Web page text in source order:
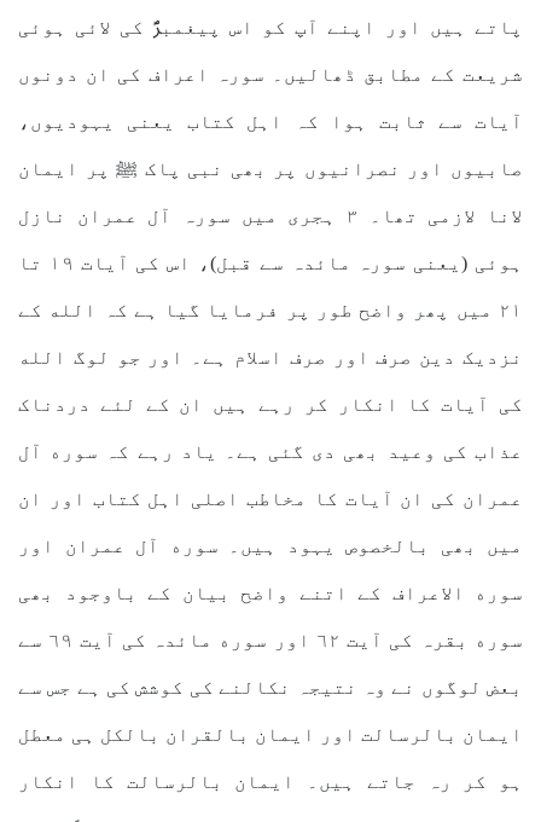
پاتے ہیں اور اپنے آپ کو اس پیغمبرؐ کی لائی ہوئی
شریعت کے مطابق ڈھالیں۔ سورہ اعراف کی ان دونوں
آیات سے ثابت ہوا کہ اہل کتاب یعنی یہودیوں،
صابیوں اور نصرانیوں پر بھی نبی پاک ﷺ پر ایمان
لانا لازمی تھا۔ ٣ ہجری میں سورہ آل عمران نازل
ہوئی (یعنی سورہ مائدہ سے قبل)، اس کی آیات ١٩ تا
٢١ میں پھر واضح طور پر فرمایا گیا ہے کہ الله کے
نزدیک دین صرف اور صرف اسلام ہے۔ اور جو لوگ الله
کی آیات کا انکار کر رہے ہیں ان کے لئے دردناک
عذاب کی وعید بھی دی گئی ہے۔ یاد رہے کہ سوره آل
عمران کی ان آیات کا مخاطب اصلی اہل کتاب اور ان
میں بھی بالخصوص یہود ہیں۔ سوره آل عمران اور
سوره الاعراف کے اتنے واضح بیان کے باوجود بھی
سوره بقرہ کی آیت ٦٢ اور سوره مائدہ کی آیت ٦٩ سے
بعض لوگوں نے وہ نتیجہ نکالنے کی کوشش کی ہے جس سے
ایمان بالرسالت اور ایمان بالقران بالکل ہی معطل
ہو کر رہ جاتے ہیں۔ ایمان بالرسالت کا انکار